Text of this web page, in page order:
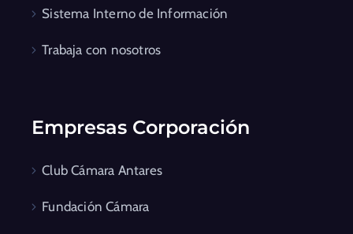
Sistema Interno de Información
Trabaja con nosotros
Empresas Corporación
Club Cámara Antares
Fundación Cámara